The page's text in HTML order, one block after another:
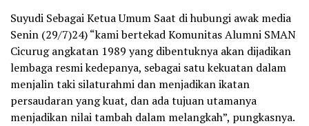
Suyudi Sebagai Ketua Umum Saat di hubungi awak media
Senin (29/7)24) “kami bertekad Komunitas Alumni SMAN
Cicurug angkatan 1989 yang dibentuknya akan dijadikan
lembaga resmi kedepanya, sebagai satu kekuatan dalam
menjalin taki silaturahmi dan menjadikan ikatan
persaudaran yang kuat, dan ada tujuan utamanya
menjadikan nilai tambah dalam melangkah”, pungkasnya.